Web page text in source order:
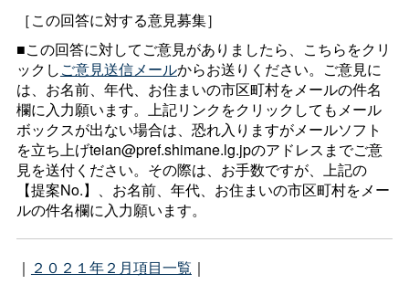
［この回答に対する意見募集］
■この回答に対してご意見がありましたら、こちらをクリ
ックしご意見送信メールからお送りください。ご意見に
は、お名前、年代、お住まいの市区町村をメールの件名
欄に入力願います。上記リンクをクリックしてもメール
ボックスが出ない場合は、恐れ入りますがメールソフト
を立ち上げteian@pref.shimane.lg.jpのアドレスまでご意
見を送付ください。その際は、お手数ですが、上記の
【提案No.】、お名前、年代、お住まいの市区町村をメー
ルの件名欄に入力願います。
｜ ２０２１年２月項目一覧 ｜